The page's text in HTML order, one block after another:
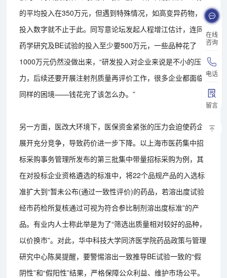
在线
咨询
电话
留言
的平均投入在350万元，但遇到特殊情况，如高变异药物，
投入数字就不止于此。同写意论坛发起人程增江估计，连同
药学研究及BE试验的投入至少要500万元，一些品种花了
1000万元仍然没做出来，“研发投入对企业来说是不小的压
力，后续还要开展注射剂质量再评价工作，很多企业都面临
同样的困境——钱花完了该怎么办。”
另一方面，医改大环境下，医保资金紧张的压力会迫使药企
展开充分竞争，导致药价进一步下降。以上海市医药集中招
标采购事务管理所发布的第三批集中带量招标采购为例，其
在对投标企业资格遴选的标准中，将22个品规产品的入选标
准扩大到“暂未公布(通过一致性评价)的药品，若溶出度试验
经市药检所复核通过可视为符合参比制剂溶出度标准”的产
品。有业内人士称此举是为了“筛选出质量相对较好的品种，
以价换市”。对此，华中科技大学同济医学院药品政策与管理
研究中心陈昊提醒，要警惕溶出一致推导BE试验一致的“假
阴性”和“假阳性”结果，严格保障公众利益、维护市场公平。